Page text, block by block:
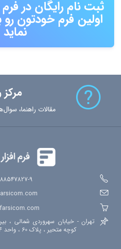
ثبت نام رایگان در
اولین فرم خودتون رو
نماید
مرکز
مقالات راهنما،
88547827-9 (021)
تهران - خیابان سهروردی شمالی ،
کوچه متحیر ، پلاک 60 ، واحد 4 کدپستی 1559813915